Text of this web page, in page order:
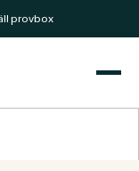
provbox